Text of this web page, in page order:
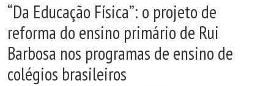
“Da Educação Física”: o projeto de
reforma do ensino primário de Rui
Barbosa nos programas de ensino de
colégios brasileiros